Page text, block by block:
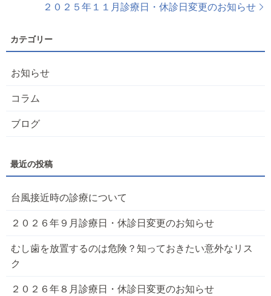
２０２５年１１月診療日・休診日変更のお知らせ
お知らせ
コラム
ブログ
台風接近時の診療について
２０２６年９月診療日・休診日変更のお知らせ
むし歯を放置するのは危険？知っておきたい意外なリス
ク
２０２６年８月診療日・休診日変更のお知らせ